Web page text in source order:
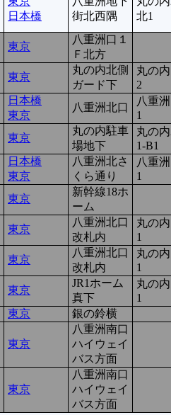
日本橋
街北西隅
北1
東京
八重洲口１
Ｆ北方
東京
丸の内北側
ガード下
丸の
2
日本橋
東京
八重洲北口
八重
1
東京
丸の内駐車
場地下
丸の
1-B1
日本橋
東京
八重洲北さ
くら通り
八重
1
東京
新幹線18ホ
ーム
東京
八重洲北口
改札内
丸の
1
東京
八重洲北口
改札内
丸の
1
東京
JR1ホーム
真下
丸の
1
東京 銀の鈴横
東京
八重洲南口
ハイウェイ
バス方面
東京
八重洲南口
ハイウェイ
バス方面